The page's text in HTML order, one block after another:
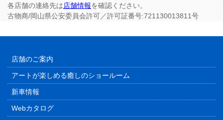
各店舗の連絡先は店舗情報を確認ください。
古物商/岡山県公安委員会許可／許可証番号:721130013811号
店舗のご案内
アートが楽しめる癒しのショールーム
新車情報
Webカタログ